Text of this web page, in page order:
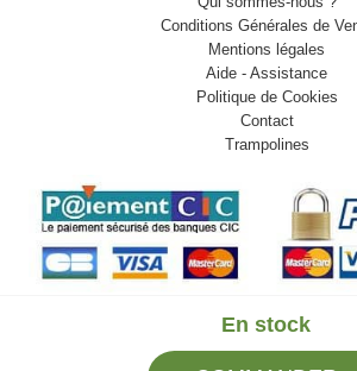
En stock
Conditions Générales de
Mentions légales
Aide - Assistance
Politique de Cookies
Contact
Trampolines
© 2009-2026 LB82. Tous droits